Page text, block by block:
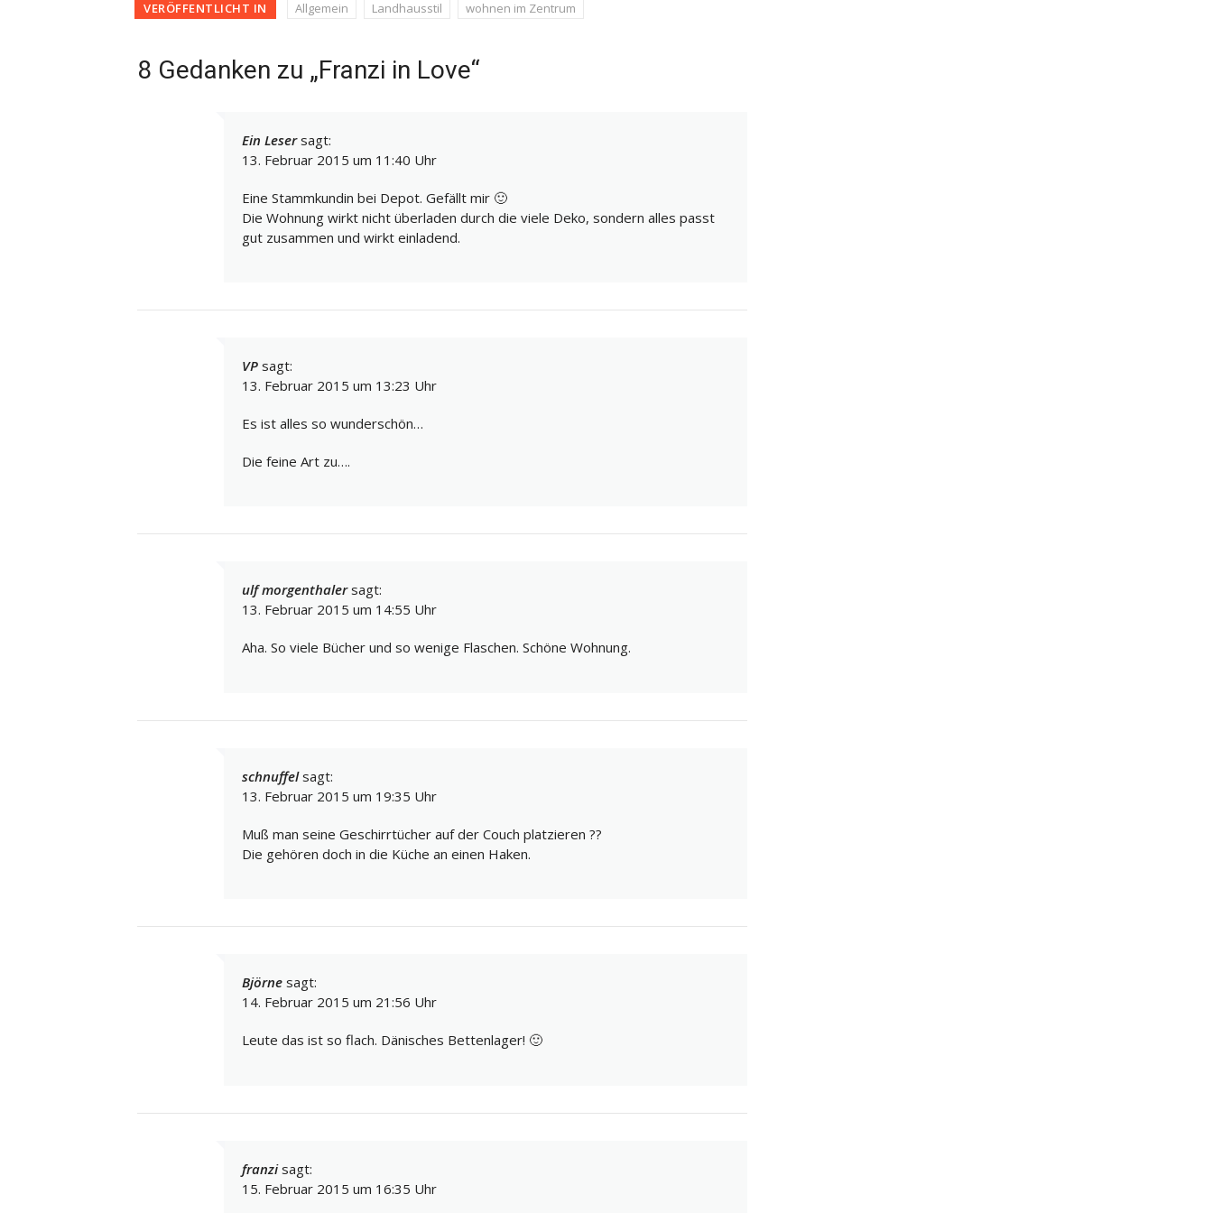
VERÖFFENTLICHT IN Allgemein Landhausstil wohnen im Zentrum
8 Gedanken zu „Franzi in Love“
Ein Leser sagt:
13. Februar 2015 um 11:40 Uhr
Eine Stammkundin bei Depot. Gefällt mir 🙂
Die Wohnung wirkt nicht überladen durch die viele Deko, sondern alles passt
gut zusammen und wirkt einladend.
VP sagt:
13. Februar 2015 um 13:23 Uhr
Es ist alles so wunderschön…
Die feine Art zu….
ulf morgenthaler sagt:
13. Februar 2015 um 14:55 Uhr
Aha. So viele Bücher und so wenige Flaschen. Schöne Wohnung.
schnuffel sagt:
13. Februar 2015 um 19:35 Uhr
Muß man seine Geschirrtücher auf der Couch platzieren ??
Die gehören doch in die Küche an einen Haken.
Björne sagt:
14. Februar 2015 um 21:56 Uhr
Leute das ist so flach. Dänisches Bettenlager! 🙂
franzi sagt:
15. Februar 2015 um 16:35 Uhr